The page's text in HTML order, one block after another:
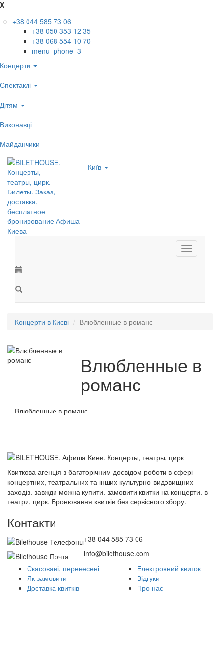
X
+38 044 585 73 06
+38 050 353 12 35
+38 068 554 10 70
menu_phone_3
Концерти
Спектаклі
Дітям
Виконавці
Майданчики
Київ
Toggle
navigation
Концерти в Києві Влюбленные в романс
Влюбленные в
романс
Влюбленные в романс
Квиткова агенція з багаторічним досвідом роботи в сфері
концертних, театральних та інших культурно-видовищних
заходів. завжди можна купити, замовити квитки на концерти, в
театри, цирк. Бронювання квитків без сервісного збору.
Контакти
+38 044 585 73 06
info@bilethouse.com
Скасовані, перенесені
Як замовити
Доставка квитків
Електронний квиток
Відгуки
Про нас